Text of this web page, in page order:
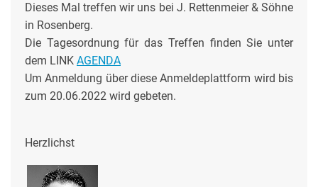
Dieses Mal treffen wir uns bei J. Rettenmeier & Söhne
in Rosenberg.
Die Tagesordnung für das Treffen finden Sie unter
dem LINK AGENDA
Um Anmeldung über diese Anmeldeplattform wird bis
zum 20.06.2022 wird gebeten.
Herzlichst